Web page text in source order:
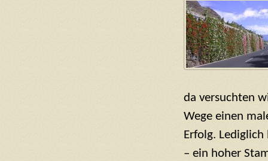
da versuchten
Wege einen
Erfolg.
– ein hoher